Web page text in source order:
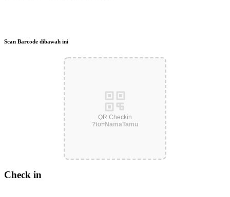
Scan Barcode dibawah ini
QR Checkin
?to=NamaTamu
Check in